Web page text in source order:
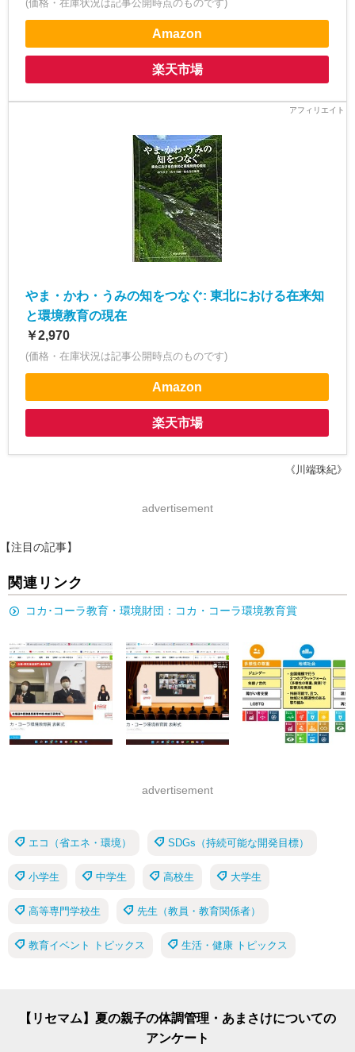
(価格・在庫状況は記事公開時点のものです)
Amazon
楽天市場
やま・かわ・うみの知をつなぐ: 東北における在来知
と環境教育の現在
￥2,970
(価格・在庫状況は記事公開時点のものです)
Amazon
楽天市場
《川端珠紀》
advertisement
【注目の記事】
関連リンク
コカ･コーラ教育・環境財団：コカ・コーラ環境教育賞
advertisement
エコ（省エネ・環境） SDGs（持続可能な開発目標）
小学生 中学生 高校生 大学生
高等専門学校生 先生（教員・教育関係者）
教育イベント トピックス 生活・健康 トピックス
【リセマム】夏の親子の体調管理・あまさけについての
アンケート